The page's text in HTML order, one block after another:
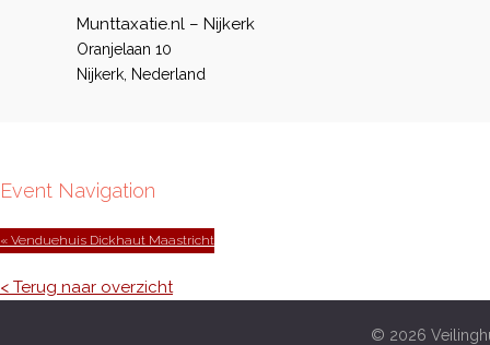
Munttaxatie.nl – Nijkerk
Oranjelaan 10
Nijkerk Nederland
Event Navigation
« Venduehuis Dickhaut Maastricht
< Terug naar overzicht
© 2026